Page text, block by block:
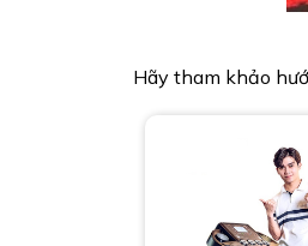
Hãy tham khảo